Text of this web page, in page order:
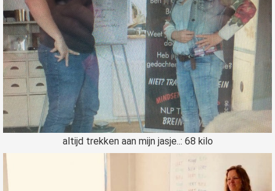
altijd trekken aan mijn jasje..: 68 kilo